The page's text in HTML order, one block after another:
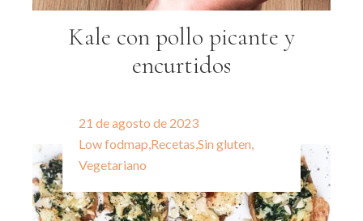
Kale con pollo picante y
encurtidos
21 de agosto de 2023
Low fodmap,Recetas,Sin gluten,
Vegetariano